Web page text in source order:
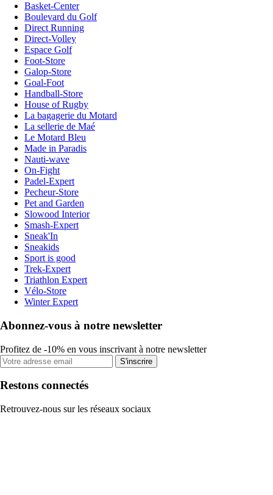
Basket-Center
Boulevard du Golf
Direct Running
Direct-Volley
Espace Golf
Foot-Store
Galop-Store
Goal-Foot
Handball-Store
House of Rugby
La bagagerie du Motard
La sellerie de Maé
Le Motard Bleu
Made in Paradis
Nauti-wave
On-Fight
Padel-Expert
Pecheur-Store
Pet and Garden
Slowood Interior
Smash-Expert
Sneak'In
Sneakids
Sport is good
Trek-Expert
Triathlon Expert
Vélo-Store
Winter Expert
Abonnez-vous à notre newsletter
Profitez de -10% en vous inscrivant à notre newsletter
S'inscrire
Restons connectés
Retrouvez-nous sur les réseaux sociaux